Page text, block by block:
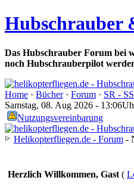
Hubschrauber
Das Hubschrauber Forum bei
noch Hubschrauberpilot
Home · Bücher· Forum · SR - SS
Samstag, 08. Aug 2026 -
Nutzungsvereinbarung
Helikopterfliegen.de - Forum -
Herzlich Willkommen, Gast (